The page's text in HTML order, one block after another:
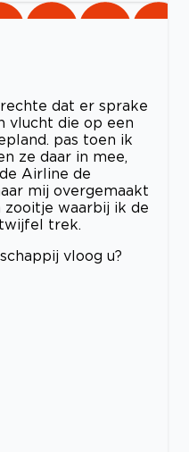
dat er sprake
vlucht die op een
pas toen ik
ze daar in mee,
Airline de
mij overgemaakt
waarbij ik de
trek.
vloog u?